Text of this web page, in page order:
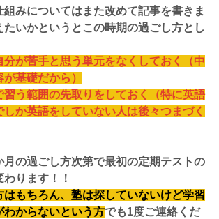
組みについてはまた改めて記事を書きま
いかというとこの時期の過ごし方とし
が苦手と思う単元をなくしておく（中
基礎だから）
う範囲の先取りをしておく（特に英語
しか英語をしていない人は後々つまづく
月の過ごし方次第で最初の定期テストの
ります！！
はもちろん、塾は探していないけど学習
わからないという方でも1度ご連絡くだ